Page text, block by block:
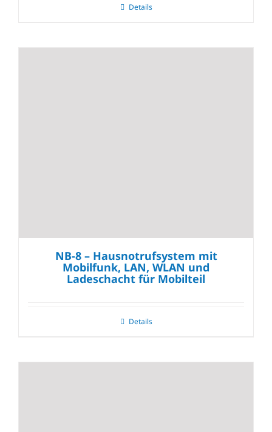
Details
NB-8 – Hausnotrufsystem mit
Mobilfunk, LAN, WLAN und
Ladeschacht für Mobilteil
Details